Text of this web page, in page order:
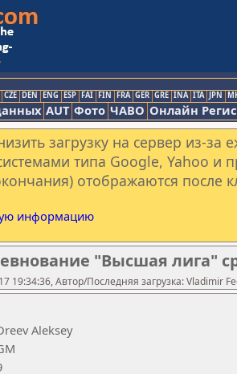
CZE DEN ENG ESP FAI FIN FRA GER GRE INA ITA JPN
AUT Фото ЧАВО Онлайн
загрузку на сервер из-за
типа Google, Yahoo и
отображаются после
информацию
"Высшая лига"
19:34:36, Автор/Последняя загрузка: Vladimir
Aleksey